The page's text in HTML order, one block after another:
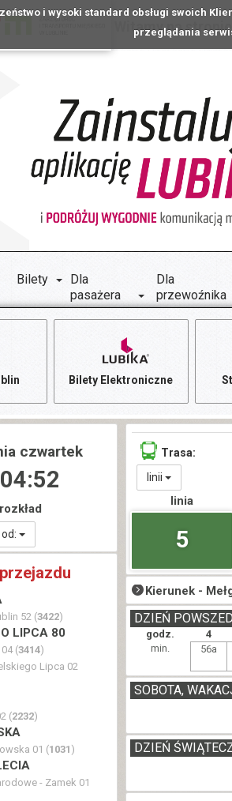
i wysoki standard obsługi swoich
przeglądania
Witamy na
Bilety
Dla
pasażera
Dla
przewoźnika
Bilety Elektroniczne
Trasa:
linii
linia
5
Kierunek -
godz. 4
DZIEŃ
min. 56a
SOBOTA,
DZIEŃ
czwartek
04:52
od:
52 (3422)
LIPCA 80
(3414)
Lipca 02
(2232)
01 (1031 )
- Zamek 01